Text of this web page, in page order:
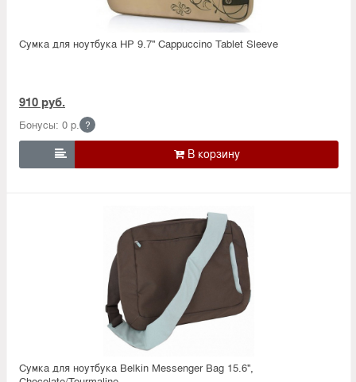
Сумка для ноутбука HP 9.7'' Cappuccino Tablet Sleeve
910 руб.
Бонусы: 0 р. ?

Сумка для ноутбука Belkin Messenger Bag 15.6'',